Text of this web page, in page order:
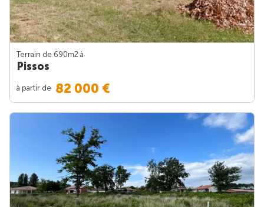
Terrain de 690m2 à
Pissos
à partir de 82 000 €